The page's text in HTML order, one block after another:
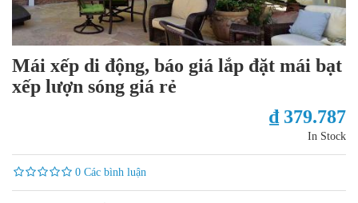
Mái xếp di động, báo giá lắp đặt mái bạt
xếp lượn sóng giá rẻ
₫ 379.787
In Stock
0 Các bình luận